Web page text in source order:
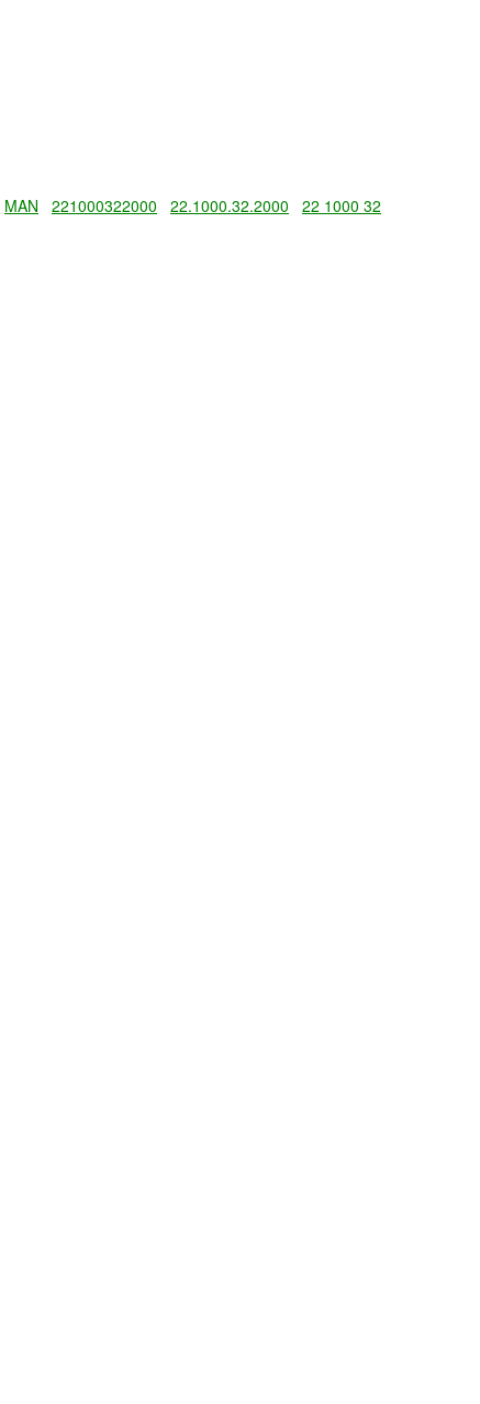
MAN 221000322000 22.1000.32.2000
22 1000 32